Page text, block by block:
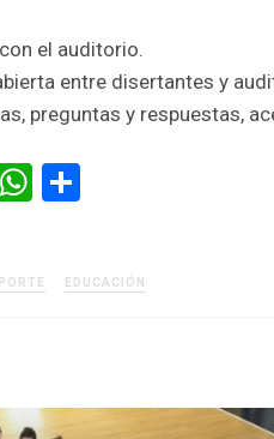
el auditorio.
entre disertantes y
preguntas y respuestas,
WhatsApp
EDUCACIÓN